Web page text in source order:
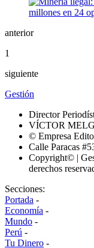
anterior
1
siguiente
Gestión
Director
VÍCTOR
© Empresa
Calle Paracas
Copyright© |
derechos
Secciones:
Portada -
Economía -
Mundo -
Perú -
Tu Dinero -